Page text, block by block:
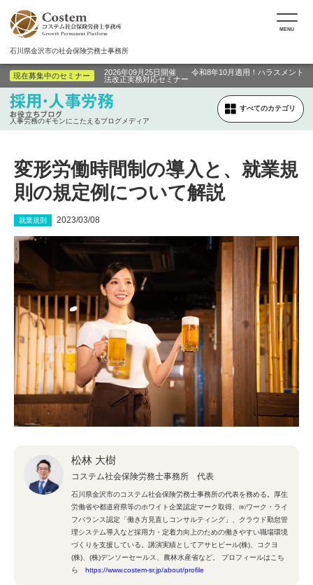
石川県金沢市の社会保険労務士事務所
MENU
現在募集中のセミナー
2026年09月25日開催 令和8年10月適用！ハラスメント
法改正実務対応セミナー
人事労務のギモンにこたえるブログメディア
すべてのカテゴリ
変形労働時間制の導入と、就業規
則の規定例について解説
就業規則 2023/03/08
松林 大樹
コステム社会保険労務士事務所 代表
石川県金沢市のコステム社会保険労務士事務所の代表を務める。厚生
労働省や都道府県等のホワイト企業認定マーク取得、㈱ワーク・ライ
フバランス認定「働き方見直しコンサルティング」、クラウド勤怠管
理システム導入など採用力・定着力向上のための働きやすい職場環境
づくりを支援している。講演実績としてアサヒビール(株)、コクヨ
(株)、(株)デンソーセールス、農林水産省など。 プロフィールはこち
らhttps://www.costem-sr.jp/about/profile